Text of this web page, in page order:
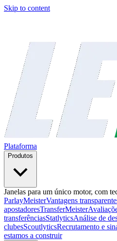
Skip to content
Plataforma
Produtos
Janelas para um único motor, com
ParlayMeisterVantagens
apostadoresTransferMeister
transferênciasStatlyticsAnálise de
clubesScoutlyticsRecrutamento e
estamos a construir